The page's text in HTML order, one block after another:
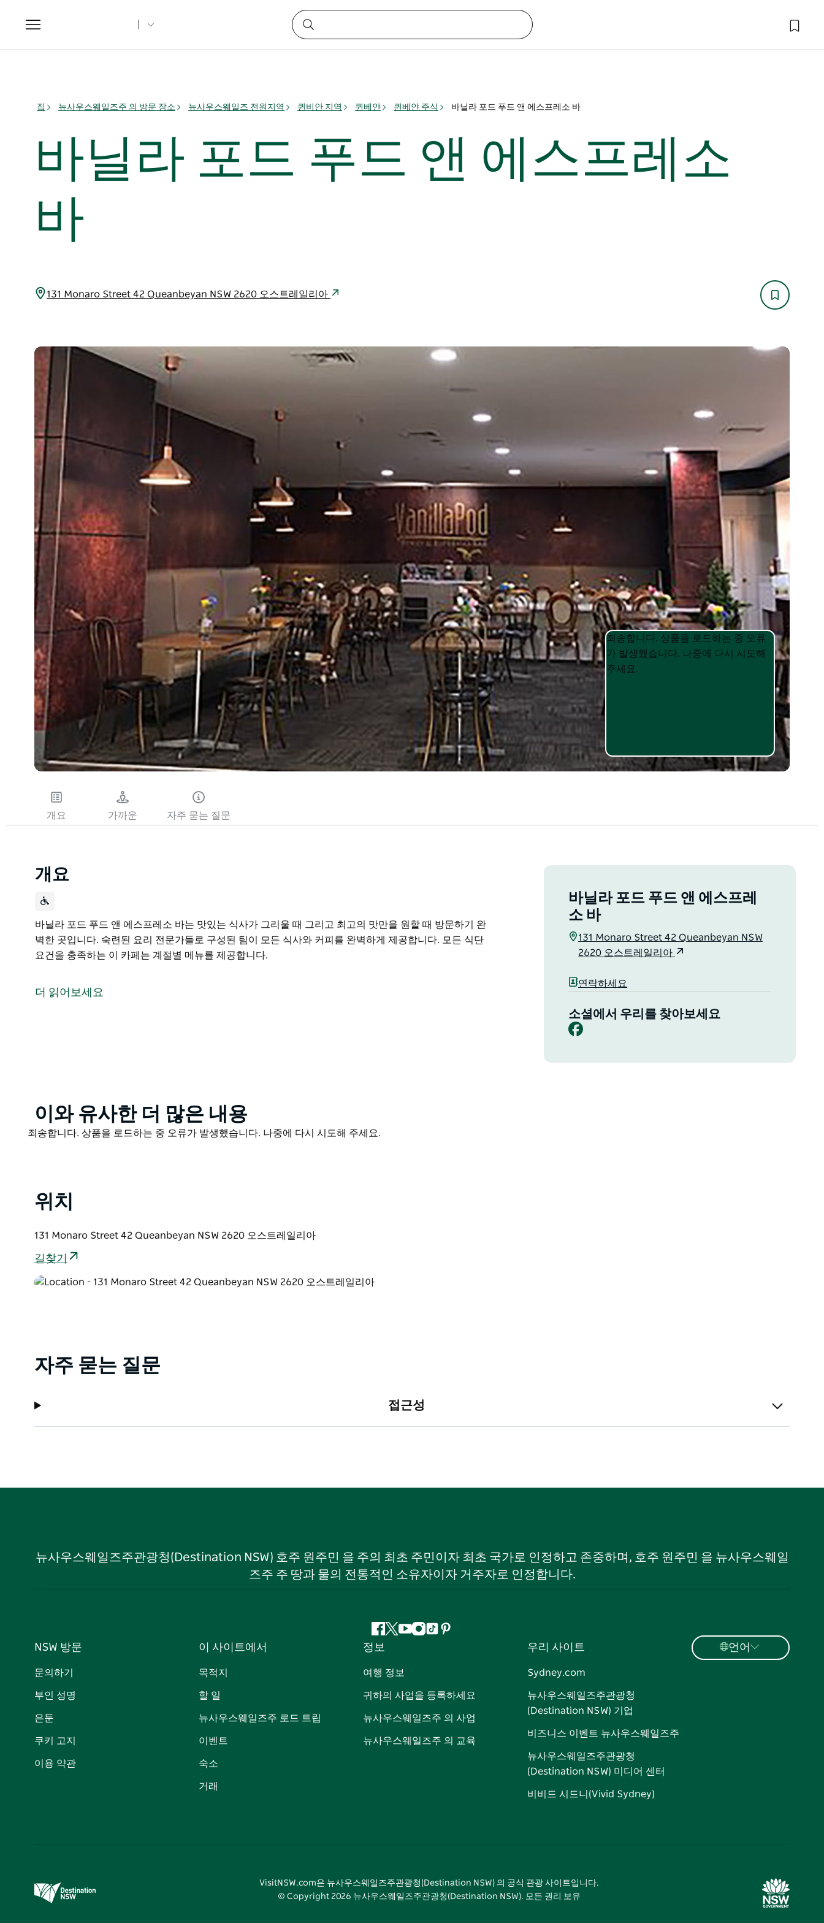
Toggle
navigation
집 뉴사우스웨일즈주 의 방문 장소 뉴사우스웨일즈 전원지역 퀸비안 지역 퀸베얀 퀸베얀 주식 바닐라 포드 푸드 앤 에스프레소 바
바닐라 포드 푸드 앤 에스프레소
바
131 Monaro Street 42 Queanbeyan NSW 2620 오스트레일리아
Product
List
Product
List
죄송합니다. 상품을 로드하는 중 오류
가 발생했습니다. 나중에 다시 시도해
주세요.
개요 가까운 자주 묻는 질문
개요
바닐라 포드 푸드 앤 에스프레소 바는 맛있는 식사가 그리울 때 그리고 최고의 맛만을 원할 때 방문하기 완
벽한 곳입니다. 숙련된 요리 전문가들로 구성된 팀이 모든 식사와 커피를 완벽하게 제공합니다. 모든 식단
요건을 충족하는 이 카페는 계절별 메뉴를 제공합니다.
벽한 곳입니다. 숙련된 요리 전문가들로 구성된 팀이 모든 식사와 커피를 완벽하게 제공합니다. 모든 식단
더 읽어보세요
바닐라 포드 푸드 앤 에스프레
소 바
131 Monaro Street 42 Queanbeyan NSW
2620 오스트레일리아
연락하세요
소셜에서 우리를 찾아보세요
Facebook
Product
List
이와 유사한 더 많은 내용
Product
죄송합니다. 상품을 로드하는 중 오류가 발생했습니다. 나중에 다시 시도해 주세요.
위치
131 Monaro Street 42 Queanbeyan NSW 2620 오스트레일리아
길찾기
자주 묻는 질문
접근성
뉴사우스웨일즈주관광청(Destination NSW) 호주 원주민 을 주의 최초 주민이자 최초 국가로 인정하고 존중하며, 호주 원주민 을 뉴사우스웨일
즈주 주 땅과 물의 전통적인 소유자이자 거주자로 인정합니다.
페
이
북
지
다
유 인
램
틱
핀
트
NSW 방문
문의하기
부인 성명
은둔
쿠키 고지
이용 약관
이 사이트에서
목적지
할 일
뉴사우스웨일즈주 로드 트립
이벤트
숙소
거래
정보
여행 정보
귀하의 사업을 등록하세요
뉴사우스웨일즈주 의 사업
뉴사우스웨일즈주 의 교육
우리 사이트
Sydney.com
뉴사우스웨일즈주관광청
(Destination NSW) 기업
비즈니스 이벤트 뉴사우스웨일즈주
뉴사우스웨일즈주관광청
(Destination NSW) 미디어 센터
비비드 시드니(Vivid Sydney)
언어
VisitNSW.com은 뉴사우스웨일즈주관광청(Destination NSW) 의 공식 관광 사이트입니다.
© Copyright 2026 뉴사우스웨일즈주관광청(Destination NSW). 모든 권리 보유